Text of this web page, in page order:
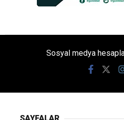
Sosyal medya